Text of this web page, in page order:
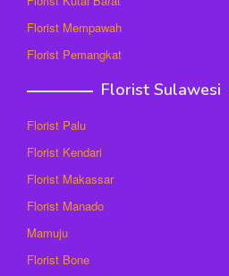
Florist Mempawah
Florist Pemangkat
Florist Sulawesi
Florist Palu
Florist Kendari
Florist Makassar
Florist Manado
Mamuju
Florist Bone